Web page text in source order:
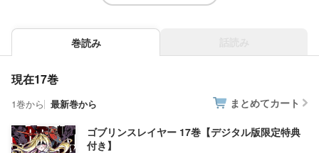
巻読み
現在17巻
1巻から 最新巻から まとめてカート
ゴブリンスレイヤー 17巻【デジタル版限定特典
付き】